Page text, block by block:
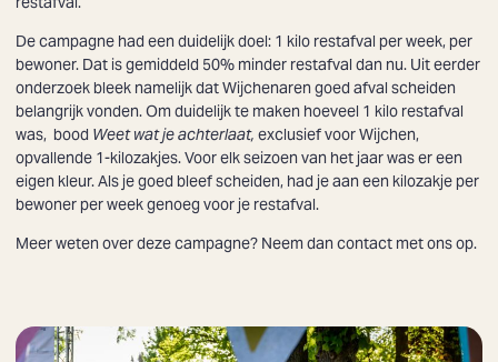
De campagne had een duidelijk doel: 1 kilo restafval per week, per
bewoner. Dat is gemiddeld 50% minder restafval dan nu. Uit eerder
onderzoek bleek namelijk dat Wijchenaren goed afval scheiden
belangrijk vonden. Om duidelijk te maken hoeveel 1 kilo restafval
was, bood Weet wat je achterlaat, exclusief voor Wijchen,
opvallende 1-kilozakjes. Voor elk seizoen van het jaar was er een
eigen kleur. Als je goed bleef scheiden, had je aan een kilozakje per
bewoner per week genoeg voor je restafval.
Meer weten over deze campagne? Neem dan contact met ons op.